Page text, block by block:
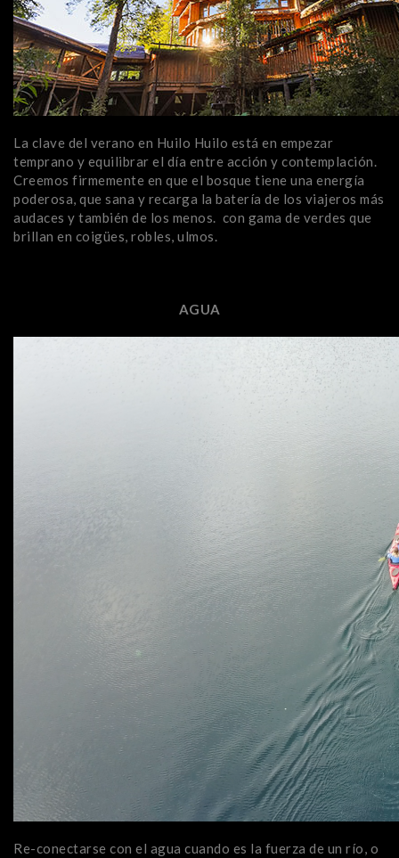
La clave del verano en Huilo Huilo está en empezar
temprano y equilibrar el día entre acción y contemplación.
Creemos firmemente en que el bosque tiene una energía
poderosa, que sana y recarga la batería de los viajeros más
audaces y también de los menos. con gama de verdes que
brillan en coigües, robles, ulmos.
AGUA
Re-conectarse con el agua cuando es la fuerza de un río, o